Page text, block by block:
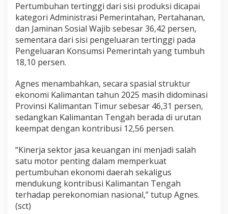
Pertumbuhan tertinggi dari sisi produksi dicapai
kategori Administrasi Pemerintahan, Pertahanan,
dan Jaminan Sosial Wajib sebesar 36,42 persen,
sementara dari sisi pengeluaran tertinggi pada
Pengeluaran Konsumsi Pemerintah yang tumbuh
18,10 persen.
Agnes menambahkan, secara spasial struktur
ekonomi Kalimantan tahun 2025 masih didominasi
Provinsi Kalimantan Timur sebesar 46,31 persen,
sedangkan Kalimantan Tengah berada di urutan
keempat dengan kontribusi 12,56 persen.
“Kinerja sektor jasa keuangan ini menjadi salah
satu motor penting dalam memperkuat
pertumbuhan ekonomi daerah sekaligus
mendukung kontribusi Kalimantan Tengah
terhadap perekonomian nasional,” tutup Agnes.
(sct)